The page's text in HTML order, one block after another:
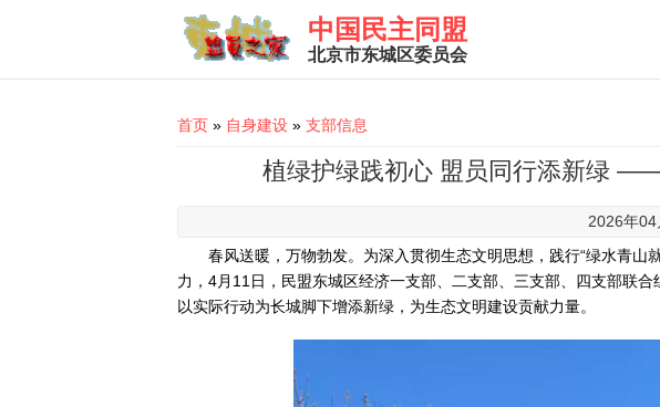
中国民主同盟
北京市东城区委员会
You are here
首页 » 自身建设 » 支部信息
植绿护绿践初心 盟员同行添新绿
2026年
春风送暖，万物勃发。为深入贯彻生态文明思想，践行“绿水青
力，4月11日，民盟东城区经济一支部、二支部、三支部、四支部联
以实际行动为长城脚下增添新绿，为生态文明建设贡献力量。